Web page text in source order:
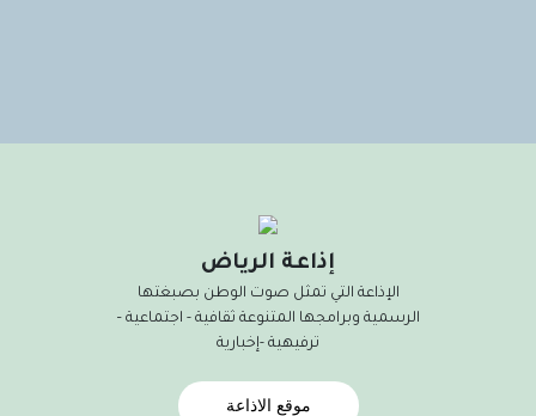
إذاعة الرياض
الإذاعة التي تمثل صوت الوطن بصبغتها
الرسمية وبرامجها المتنوعة ثقافية - اجتماعية –
ترفيهية -إخبارية
موقع الاذاعة